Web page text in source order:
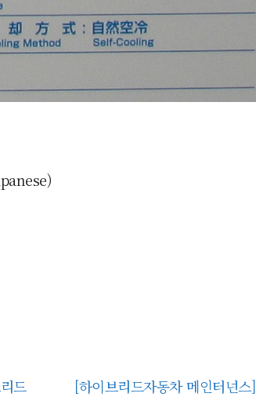
드
[하이브리드자동차 메인터넌스]